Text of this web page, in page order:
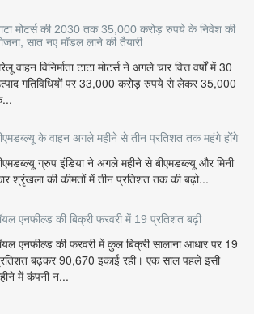
मोटर्स की 2030 तक 35,000 करोड़ रुपये के निवेश की
सात नए मॉडल लाने की तैयारी
वाहन विनिर्माता टाटा मोटर्स ने अगले चार वित्त वर्षों में 30
गतिविधियों पर 33,000 करोड़ रुपये से लेकर 35,000
के वाहन अगले महीने से तीन प्रतिशत तक महंगे होंगे
ग्रुप इंडिया ने अगले महीने से बीएमडब्ल्यू और मिनी
श्रृंखला की कीमतों में तीन प्रतिशत तक की बढ़ो...
एनफील्ड की बिक्री फरवरी में 19 प्रतिशत बढ़ी
एनफील्ड की फरवरी में कुल बिक्री सालाना आधार पर 19
बढ़कर 90,670 इकाई रही। एक साल पहले इसी
में कंपनी न...